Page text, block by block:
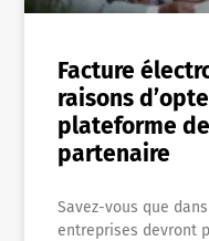
Facture
raisons
plateforme
partenaire
Savez-vous que
entreprises devront